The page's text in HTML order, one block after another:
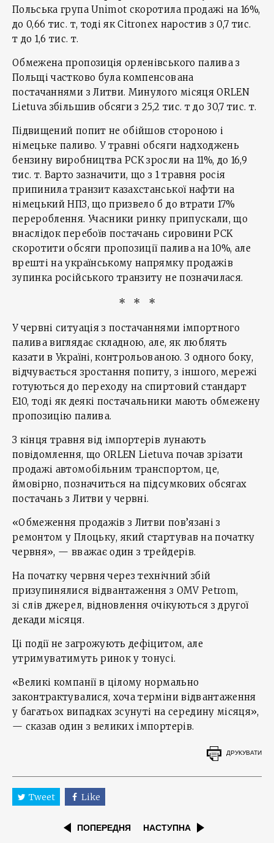
Польська група Unimot скоротила продажі на 16%,
до 0,66 тис. т, тоді як Citronex наростив з 0,7 тис.
т до 1,6 тис. т.
Обмежена пропозиція орленівського палива з
Польщі частково була компенсована
постачаннями з Литви. Минулого місяця ORLEN
Lietuva збільшив обсяги з 25,2 тис. т до 30,7 тис. т.
Підвищений попит не обійшов стороною і
німецьке паливо. У травні обсяги надходжень
бензину виробництва PCK зросли на 11%, до 16,9
тис. т. Варто зазначити, що з 1 травня росія
припинила транзит казахстанської нафти на
німецький НПЗ, що призвело б до втрати 17%
перероблення. Учасники ринку припускали, що
внаслідок перебоїв постачань сировини PCK
скоротити обсяги пропозиції палива на 10%, але
врешті на українському напрямку продажів
зупинка російського транзиту не позначилася.
* * *
У червні ситуація з постачаннями імпортного
палива виглядає складною, але, як люблять
казати в Україні, контрольованою. З одного боку,
відчувається зростання попиту, з іншого, мережі
готуються до переходу на спиртовий стандарт
E10, тоді як деякі постачальники мають обмежену
пропозицію палива.
З кінця травня від імпортерів лунають
повідомлення, що ORLEN Lietuva почав зрізати
продажі автомобільним транспортом, це,
ймовірно, позначиться на підсумкових обсягах
постачань з Литви у червні.
«Обмеження продажів з Литви пов’язані з
ремонтом у Плоцьку, який стартував на початку
червня», — вважає один з трейдерів.
На початку червня через технічний збій
призупинялися відвантаження з OMV Petrom,
зі слів джерел, відновлення очікуються з другої
декади місяця.
Ці події не загрожують дефіцитом, але
утримуватимуть ринок у тонусі.
«Великі компанії в цілому нормально
законтрактувалися, хоча терміни відвантаження
у багатьох випадках зсунуті на середину місяця»,
— сказав один з великих імпортерів.
ДРУКУВАТИ
Tweet Like
ПОПЕРЕДНЯ НАСТУПНА